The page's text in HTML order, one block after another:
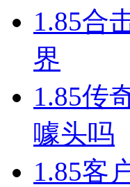
1.85合
界
1.85传
噱头吗
1.85客